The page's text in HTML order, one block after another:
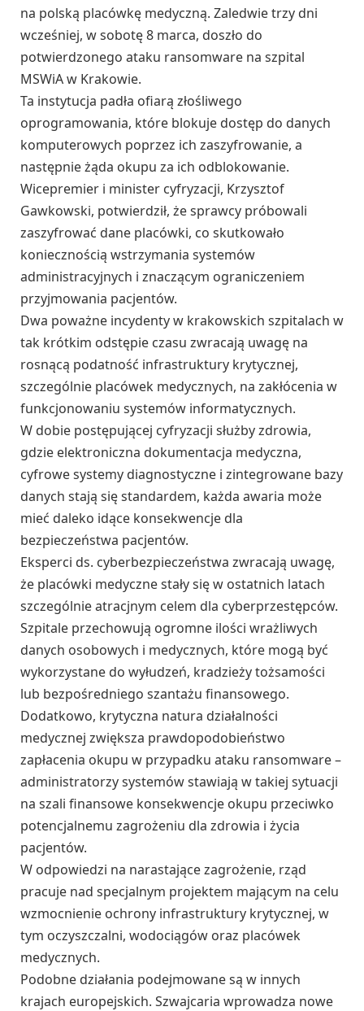
na polską placówkę medyczną. Zaledwie trzy dni
wcześniej, w sobotę 8 marca, doszło do
potwierdzonego ataku ransomware na szpital
MSWiA w Krakowie.
Ta instytucja padła ofiarą złośliwego
oprogramowania, które blokuje dostęp do danych
komputerowych poprzez ich zaszyfrowanie, a
następnie żąda okupu za ich odblokowanie.
Wicepremier i minister cyfryzacji, Krzysztof
Gawkowski, potwierdził, że sprawcy próbowali
zaszyfrować dane placówki, co skutkowało
koniecznością wstrzymania systemów
administracyjnych i znaczącym ograniczeniem
przyjmowania pacjentów.
Dwa poważne incydenty w krakowskich szpitalach w
tak krótkim odstępie czasu zwracają uwagę na
rosnącą podatność infrastruktury krytycznej,
szczególnie placówek medycznych, na zakłócenia w
funkcjonowaniu systemów informatycznych.
W dobie postępującej cyfryzacji służby zdrowia,
gdzie elektroniczna dokumentacja medyczna,
cyfrowe systemy diagnostyczne i zintegrowane bazy
danych stają się standardem, każda awaria może
mieć daleko idące konsekwencje dla
bezpieczeństwa pacjentów.
Eksperci ds. cyberbezpieczeństwa zwracają uwagę,
że placówki medyczne stały się w ostatnich latach
szczególnie atracjnym celem dla cyberprzestępców.
Szpitale przechowują ogromne ilości wrażliwych
danych osobowych i medycznych, które mogą być
wykorzystane do wyłudzeń, kradzieży tożsamości
lub bezpośredniego szantażu finansowego.
Dodatkowo, krytyczna natura działalności
medycznej zwiększa prawdopodobieństwo
zapłacenia okupu w przypadku ataku ransomware –
administratorzy systemów stawiają w takiej sytuacji
na szali finansowe konsekwencje okupu przeciwko
potencjalnemu zagrożeniu dla zdrowia i życia
pacjentów.
W odpowiedzi na narastające zagrożenie, rząd
pracuje nad specjalnym projektem mającym na celu
wzmocnienie ochrony infrastruktury krytycznej, w
tym oczyszczalni, wodociągów oraz placówek
medycznych.
Podobne działania podejmowane są w innych
krajach europejskich. Szwajcaria wprowadza nowe